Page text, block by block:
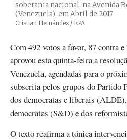
soberania nacional, na Avenida
(Venezuela), em Abril de 2017
Créditos
Cristian Hernández / EPA
Com 492 votos a favor, 87 contra e
aprovou esta quinta-feira a
Venezuela, agendadas para o
subscrita pelos grupos do Partido
dos democratas e liberais
democratas (S&D) e dos
O texto reafirma a tónica